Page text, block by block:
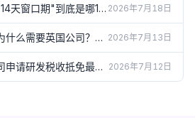
天窗口期"到底是哪14
详解（2026）
2026年7月18日
什么需要英国公司？企
解（2026）
2026年7月13日
申请研发税收抵免最容
）
2026年7月12日